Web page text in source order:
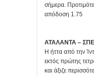
σήμερα.
απόδοση 1.75
ΑΤΑΛΑΝΤΑ –
Η ήττα από την
εκτός πρώτης
και άξιζε